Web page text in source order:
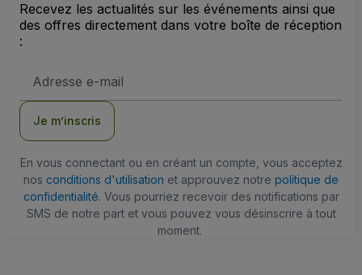
Recevez les actualités sur les événements ainsi que
des offres directement dans votre boîte de réception
:
e-
Je m’inscris
En vous connectant ou en créant un compte, vous acceptez
nos conditions d'utilisation et approuvez notre politique de
confidentialité. Vous pourriez recevoir des notifications par
SMS de notre part et vous pouvez vous désinscrire à tout
moment.